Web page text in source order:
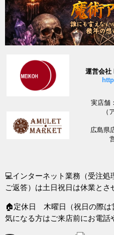
運営会社
実店舗
（
広島県
💻インターネット業務（受注
ご返答）は土日祝日は休業とさ
🏠定休日 木曜日（祝日の際は
気になる方はご来店前にお電話